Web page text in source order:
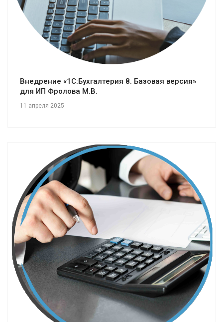
Внедрение «1С:Бухгалтерия 8. Базовая версия»
для ИП Фролова М.В.
11 апреля 2025
Смотреть проект